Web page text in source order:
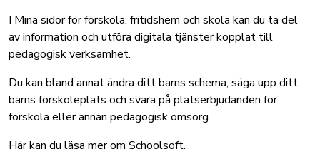
I Mina sidor för förskola, fritidshem och skola kan du ta del
av information och utföra digitala tjänster kopplat till
pedagogisk verksamhet.
Du kan bland annat ändra ditt barns schema, säga upp ditt
barns förskoleplats och svara på platserbjudanden för
förskola eller annan pedagogisk omsorg.
Här kan du läsa mer om Schoolsoft.